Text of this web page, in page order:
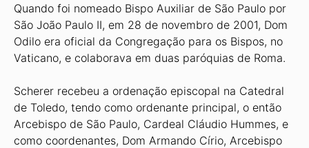
Quando foi nomeado Bispo Auxiliar de São Paulo por
São João Paulo II, em 28 de novembro de 2001, Dom
Odilo era oficial da Congregação para os Bispos, no
Vaticano, e colaborava em duas paróquias de Roma.
Scherer recebeu a ordenação episcopal na Catedral
de Toledo, tendo como ordenante principal, o então
Arcebispo de São Paulo, Cardeal Cláudio Hummes, e
como coordenantes, Dom Armando Círio, Arcebispo